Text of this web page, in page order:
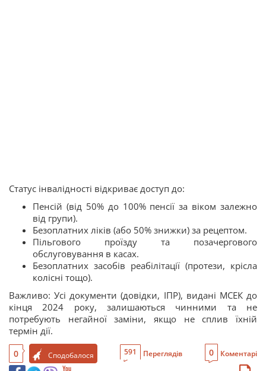
Статус інвалідності відкриває доступ до:
Пенсій (від 50% до 100% пенсії за віком залежно
від групи).
Безоплатних ліків (або 50% знижки) за рецептом.
Пільгового проїзду та позачергового
обслуговування в касах.
Безоплатних засобів реабілітації (протези, крісла
колісні тощо).
Важливо: Усі документи (довідки, ІПР), видані МСЕК до
кінця 2024 року, залишаються чинними та не
потребують негайної заміни, якщо не сплив їхній
термін дії.
0 Сподобалося 591 Переглядів 0 Коментарі